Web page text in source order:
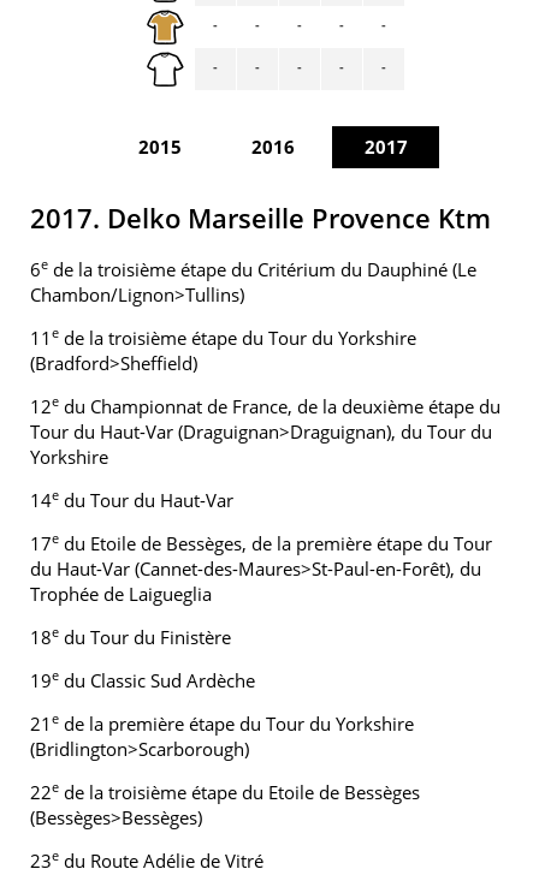
-
-
-
-
-
-
-
-
-
-
2015 2016 2017
2017. Delko Marseille Provence Ktm
6e de la troisième étape du Critérium du Dauphiné (Le
Chambon/Lignon>Tullins)
11 e de la troisième étape du Tour du Yorkshire
(Bradford>Sheffield)
12e du Championnat de France, de la deuxième étape du
Tour du Haut-Var (Draguignan>Draguignan), du Tour du
Yorkshire
14e du Tour du Haut-Var
17e du Etoile de Bessèges, de la première étape du Tour
du Haut-Var (Cannet-des-Maures>St-Paul-en-Forêt), du
Trophée de Laigueglia
18e du Tour du Finistère
19e du Classic Sud Ardèche
21 e de la première étape du Tour du Yorkshire
(Bridlington>Scarborough)
22e de la troisième étape du Etoile de Bessèges
(Bessèges>Bessèges)
23e du Route Adélie de Vitré